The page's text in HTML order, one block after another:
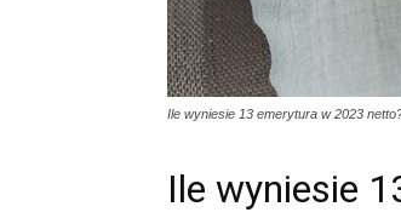
Ile wyniesie 13 emerytura w 2023
Ile wyniesie